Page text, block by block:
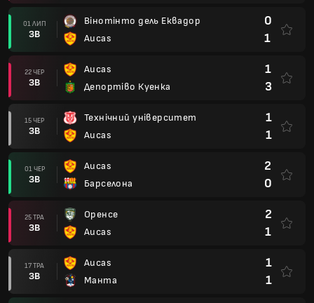
01 ЛИП
ЗВ
Вінотінто дель Еквадор
Aucas
0
1
22 ЧЕР
ЗВ
Aucas
Депортіво Куенка
1
3
15 ЧЕР
ЗВ
Технічний університет
Aucas
1
1
01 ЧЕР
ЗВ
Aucas
Барселона
2
0
25 ТРА
ЗВ
Оренсе
Aucas
2
1
17 ТРА
ЗВ
Aucas
Манта
1
1